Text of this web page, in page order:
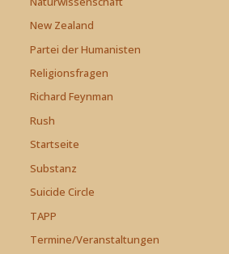
New Zealand
Partei der Humanisten
Religionsfragen
Richard Feynman
Rush
Startseite
Substanz
Suicide Circle
TAPP
Termine/Veranstaltungen